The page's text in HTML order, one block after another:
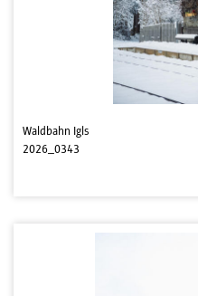
Waldbahn Igls
2026_0343